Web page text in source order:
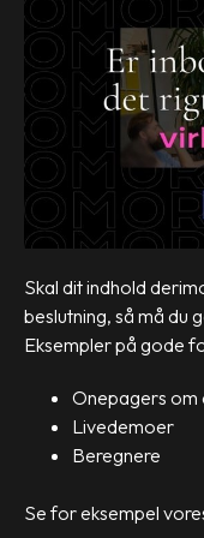
Skal dit indhold
beslutning, så må du
Eksempler på gode
Onepagers om
Livedemoer
Beregnere
Se for eksempel